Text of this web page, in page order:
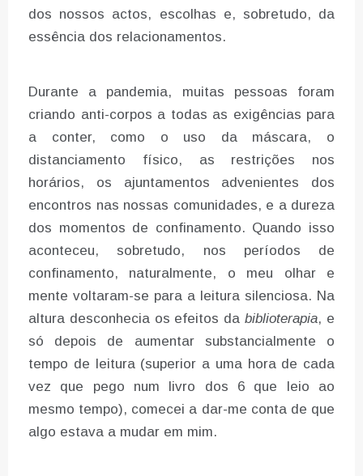
dos nossos actos, escolhas e, sobretudo, da
essência dos relacionamentos.
Durante a pandemia, muitas pessoas foram
criando anti-corpos a todas as exigências para
a conter, como o uso da máscara, o
distanciamento físico, as restrições nos
horários, os ajuntamentos advenientes dos
encontros nas nossas comunidades, e a dureza
dos momentos de confinamento. Quando isso
aconteceu, sobretudo, nos períodos de
confinamento, naturalmente, o meu olhar e
mente voltaram-se para a leitura silenciosa. Na
altura desconhecia os efeitos dabiblioterapia, e
só depois de aumentar substancialmente o
tempo de leitura (superior a uma hora de cada
vez que pego num livro dos 6 que leio ao
mesmo tempo), comecei a dar-me conta de que
algo estava a mudar em mim.